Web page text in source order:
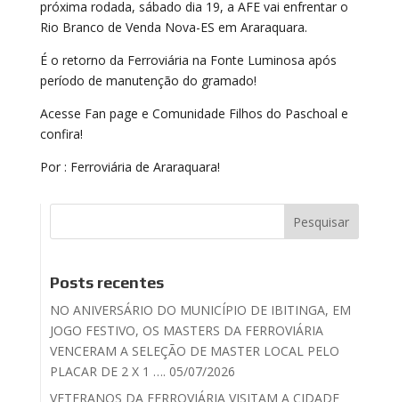
próxima rodada, sábado dia 19, a AFE vai enfrentar o
Rio Branco de Venda Nova-ES em Araraquara.
É o retorno da Ferroviária na Fonte Luminosa após
período de manutenção do gramado!
Acesse Fan page e Comunidade Filhos do Paschoal e
confira!
Por : Ferroviária de Araraquara!
Posts recentes
NO ANIVERSÁRIO DO MUNICÍPIO DE IBITINGA, EM
JOGO FESTIVO, OS MASTERS DA FERROVIÁRIA
VENCERAM A SELEÇÃO DE MASTER LOCAL PELO
PLACAR DE 2 X 1 …. 05/07/2026
VETERANOS DA FERROVIÁRIA VISITAM A CIDADE